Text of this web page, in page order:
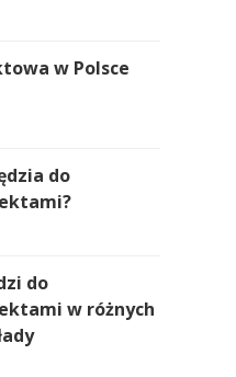
w Polsce
do
do
w różnych